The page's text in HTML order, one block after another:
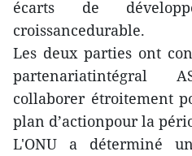
écarts de
croissancedurable.
Les deux parties ont
partenariatintégral
collaborer étroitement
plan d’actionpour la
L'ONU a déterminé